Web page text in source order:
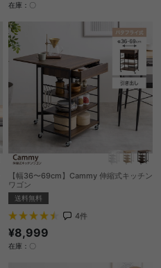
在庫：〇
【幅36〜69cm】Cammy 伸縮式キッチン
ワゴン
送料無料
4件
¥8,999
在庫：〇